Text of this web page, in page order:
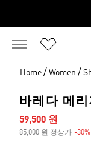
Home / Women /
바레다 메리
세일 가격
59,500 원
85,000 원 정상가 -30%